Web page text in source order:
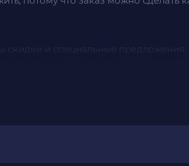
скидки и специальные